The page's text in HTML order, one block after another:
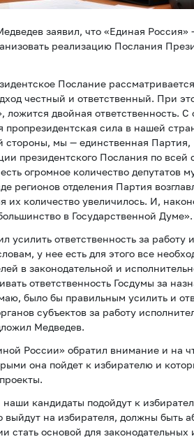
заявил, что «Единая
реализацию Послания
Послание
честный и ответственный. При
ложится двойная ответственность. С
пропрезидентская сила в нашей
стороны, мы — единственная Партия,
президентского Послания по
огромное количество депутатов
регионов отделения Партия
их количество увеличилось. И,
в Государственной Думе».
усилить ответственность за работу
у нее есть для этого все
в законодательной и
ответственность Госдумы за
было бы правильным усилить и
субъектов за работу
Медведев.
России» обратил внимание и на
она пойдет к избирателю и
кандидаты подойдут к
выйдут на избирателя, должны быть
стать основой для